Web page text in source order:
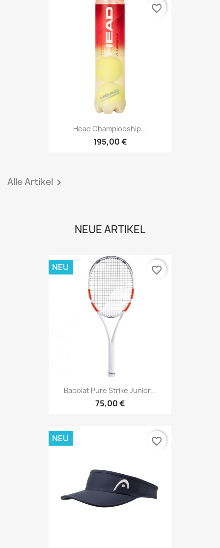
Head Champiobship...
195,00 €
favorite_border
Alle Artikel 
NEUE ARTIKEL
Babolat Pure Strike Junior...
75,00 €
NEU favorite_border
NEU favorite_border